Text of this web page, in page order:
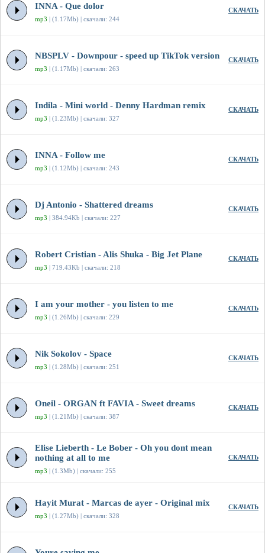
INNA - Que dolor
mp3 | (1.17Mb) | скачали: 244
СКАЧАТЬ
NBSPLV - Downpour - speed up TikTok version
mp3 | (1.17Mb) | скачали: 263
СКАЧАТЬ
Indila - Mini world - Denny Hardman remix
mp3 | (1.23Mb) | скачали: 327
СКАЧАТЬ
INNA - Follow me
mp3 | (1.12Mb) | скачали: 243
СКАЧАТЬ
Dj Antonio - Shattered dreams
mp3 | 384.94Kb | скачали: 227
СКАЧАТЬ
Robert Cristian - Alis Shuka - Big Jet Plane
mp3 | 719.43Kb | скачали: 218
СКАЧАТЬ
I am your mother - you listen to me
mp3 | (1.26Mb) | скачали: 229
СКАЧАТЬ
Nik Sokolov - Space
mp3 | (1.28Mb) | скачали: 251
СКАЧАТЬ
Oneil - ORGAN ft FAVIA - Sweet dreams
mp3 | (1.21Mb) | скачали: 387
СКАЧАТЬ
Elise Lieberth - Le Bober - Oh you dont mean
nothing at all to me
mp3 | (1.3Mb) | скачали: 255
СКАЧАТЬ
Hayit Murat - Marcas de ayer - Original mix
mp3 | (1.27Mb) | скачали: 328
СКАЧАТЬ